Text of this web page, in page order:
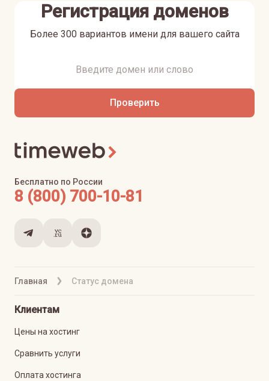
Регистрация доменов
Более 300 вариантов имени для вашего сайта
Проверить
Главная Статус домена
Бесплатно по России
8 (800) 700-10-81
Клиентам
Цены на хостинг
Сравнить услуги
Оплата хостинга